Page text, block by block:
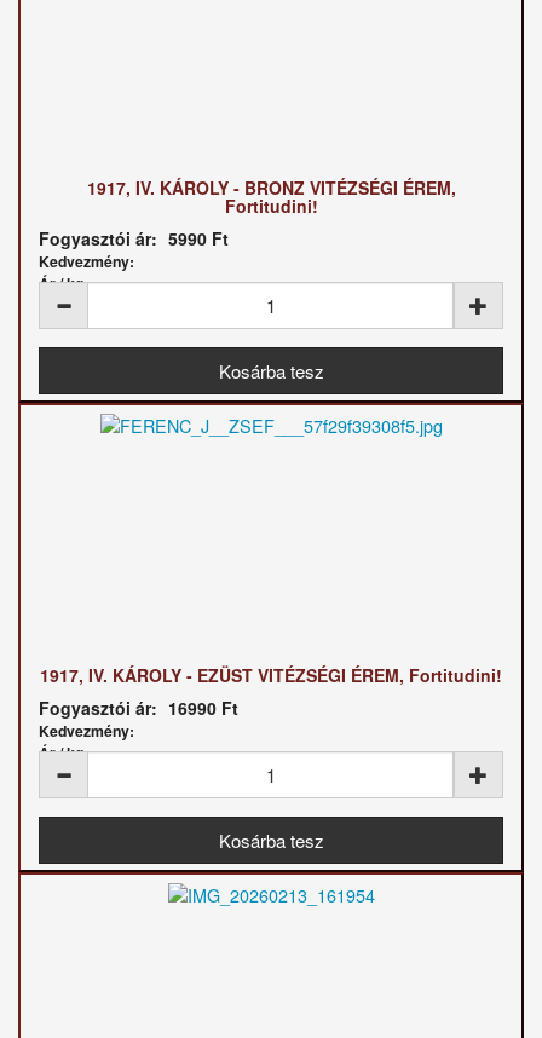
1917, IV. KÁROLY - BRONZ VITÉZSÉGI ÉREM,
Fortitudini!
Fogyasztói ár: 5990 Ft
Kedvezmény:
Ár / kg:
1917, IV. KÁROLY - EZÜST VITÉZSÉGI ÉREM, Fortitudini!
Fogyasztói ár: 16990 Ft
Kedvezmény:
Ár / kg: